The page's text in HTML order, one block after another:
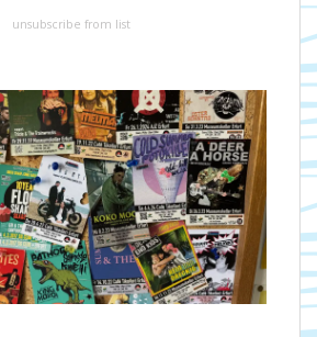
unsubscribe from list